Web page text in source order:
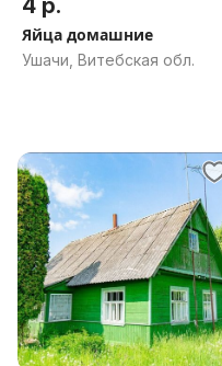
4 р.
Яйца домашние
Ушачи, Витебская обл.